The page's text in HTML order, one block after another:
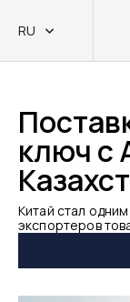
RU
ключ с
Китай стал
экспортеров